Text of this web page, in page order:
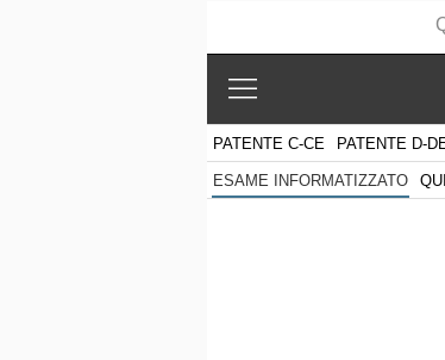
PATENTE C-CE PATENTE D-
ESAME INFORMATIZZATO